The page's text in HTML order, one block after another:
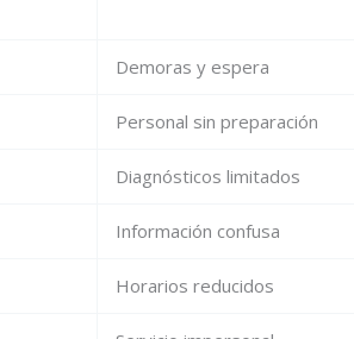
Demoras y espera
Personal sin preparación
Diagnósticos limitados
Información confusa
Horarios reducidos